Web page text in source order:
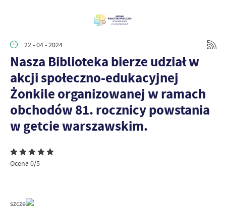
22 - 04 - 2024
Nasza Biblioteka bierze udział w
akcji społeczno-edukacyjnej
Żonkile organizowanej w ramach
obchodów 81. rocznicy powstania
w getcie warszawskim.
Ocena 0/5
szcze